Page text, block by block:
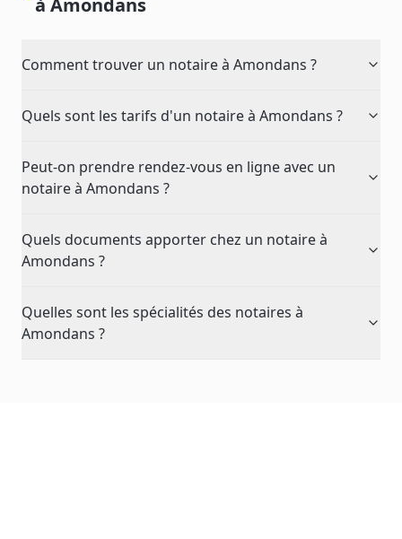
àAmondans
Comment trouver un notaire à Amondans ?
Quels sont les tarifs d'un notaire à Amondans ?
Peut-on prendre rendez-vous en ligne avec un
notaire à Amondans ?
Quels documents apporter chez un notaire à
Amondans ?
Quelles sont les spécialités des notaires à
Amondans ?